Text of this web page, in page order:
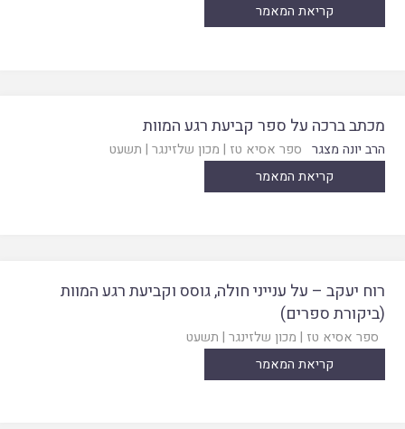
קריאת המאמר
מכתב ברכה על ספר קביעת רגע המוות
הרב יונה מצגר ספר אסיא טז | מכון שלזינגר | תשעט
קריאת המאמר
רוח יעקב – על ענייני חולה, גוסס וקביעת רגע המוות
(ביקורת ספרים)
ספר אסיא טז | מכון שלזינגר | תשעט
קריאת המאמר